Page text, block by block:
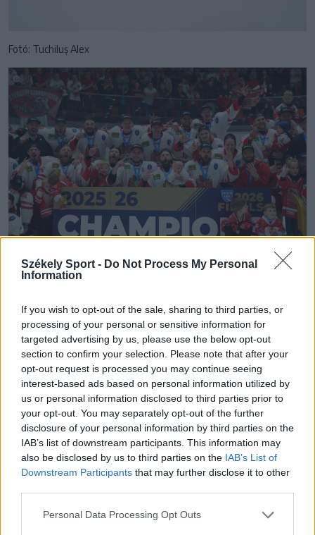
Székely Sport - Do Not Process My Personal
Information
If you wish to opt-out of the sale, sharing to third parties, or
processing of your personal or sensitive information for
targeted advertising by us, please use the below opt-out
section to confirm your selection. Please note that after your
opt-out request is processed you may continue seeing
interest-based ads based on personal information utilized by
us or personal information disclosed to third parties prior to
your opt-out. You may separately opt-out of the further
disclosure of your personal information by third parties on the
IAB’s list of downstream participants. This information may
also be disclosed by us to third parties on the IAB’s List of
Downstream Participants that may further disclose it to other
Personal Data Processing Opt Outs
Fotó: Tuchiluș Alex
SZÓLJON HOZZÁ!
24 ÓRA LEGOLVASOTTABB
23:30
Corbu bombagólja döntött, előnyből várja a
visszavágót a Ferencváros
21:08
Drámai meccsen, a hosszabbításban búcsúzott a